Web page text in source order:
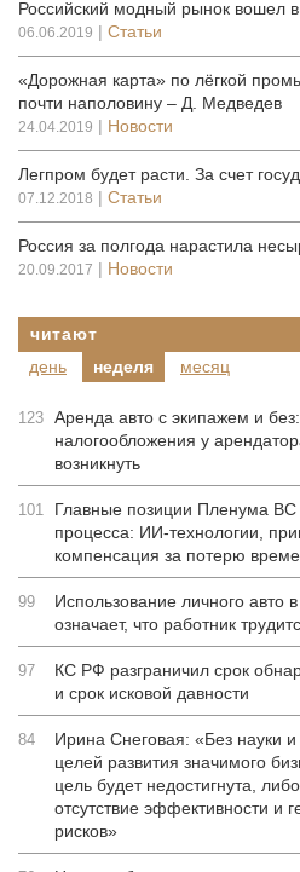
Российский модный рынок вошел
06.06.2019 | Статьи
«Дорожная карта» по лёгкой
почти наполовину – Д. Медведев
24.04.2019 | Новости
Легпром будет расти. За счет
07.12.2018 | Статьи
Россия за полгода нарастила
20.09.2017 | Новости
читают
день
неделя месяц
123 Аренда авто с экипажем и
налогообложения у
возникнуть
101
Главные позиции Пленума ВС
процесса: ИИ-технологии,
компенсация за потерю
99
Использование личного авто
означает, что работник
97
КС РФ разграничил срок
и срок исковой давности
84
Ирина Снеговая: «Без науки
целей развития значимого
цель будет недостигнута,
отсутствие эффективности и
рисков»